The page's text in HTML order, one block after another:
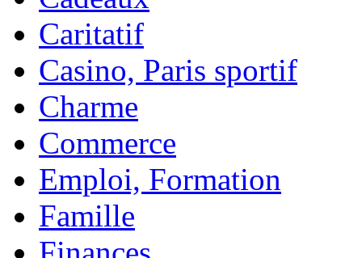
Caritatif
Casino, Paris sportif
Charme
Commerce
Emploi, Formation
Famille